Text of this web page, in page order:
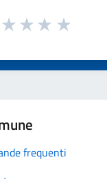
frequenti